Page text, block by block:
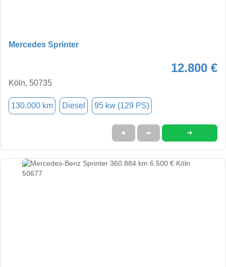
Mercedes Sprinter
12.800 €
Köln, 50735
130.000 km Diesel 95 kw (129 PS)
★ ➦ ➜